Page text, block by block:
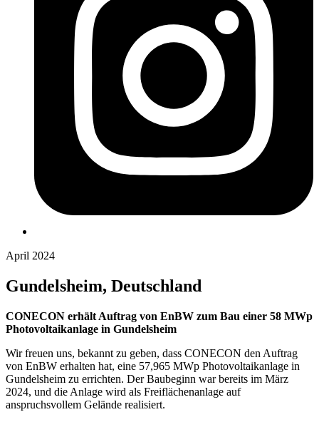
April 2024
Gundelsheim, Deutschland
CONECON erhält Auftrag von EnBW zum Bau einer 58 MWp
Photovoltaikanlage in Gundelsheim
Wir freuen uns, bekannt zu geben, dass CONECON den Auftrag
von EnBW erhalten hat, eine 57,965 MWp Photovoltaikanlage in
Gundelsheim zu errichten. Der Baubeginn war bereits im März
2024, und die Anlage wird als Freiflächenanlage auf
anspruchsvollem Gelände realisiert.